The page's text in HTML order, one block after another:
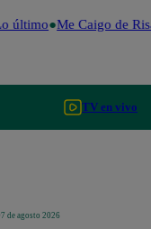
último Me Caigo de Risa
TV en vivo
de agosto 2026